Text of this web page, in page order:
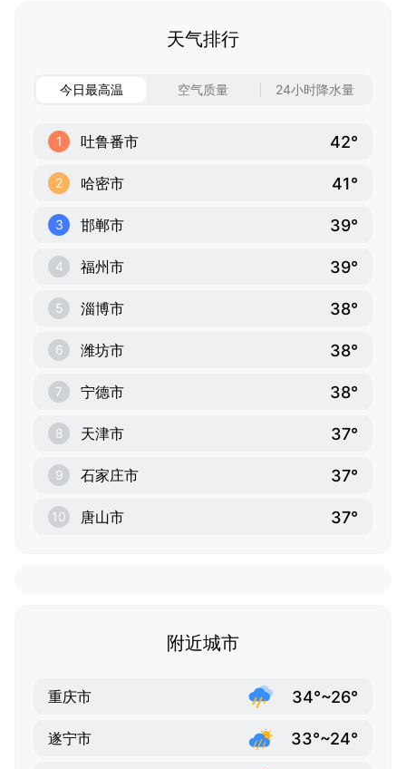
天气排行
今日最高温 空气质量 24小时降水量
1 吐鲁番市 42°
2 哈密市 41°
3 邯郸市 39°
4 福州市 39°
5 淄博市 38°
6 潍坊市 38°
7 宁德市 38°
8 天津市 37°
9 石家庄市 37°
10 唐山市 37°
附近城市
重庆市 34°~26°
遂宁市 33°~24°